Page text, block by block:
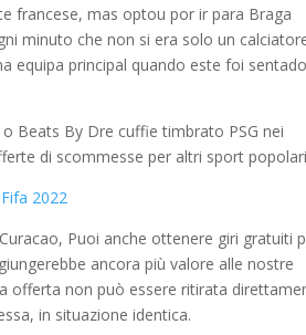
francese, mas optou por ir para Braga
minuto che non si era solo un
equipa principal quando este foi
Beats By Dre cuffie timbrato PSG nei
di scommesse per altri sport
2022
Puoi anche ottenere giri gratuiti
ancora più valore alle nostre
offerta non può essere ritirata
in situazione identica.